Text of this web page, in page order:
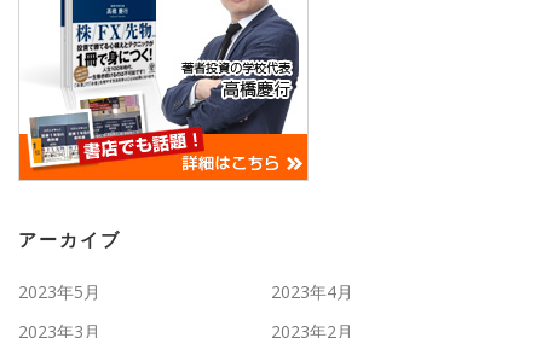
アーカイブ
2023年5月
2023年4月
2023年3月
2023年2月